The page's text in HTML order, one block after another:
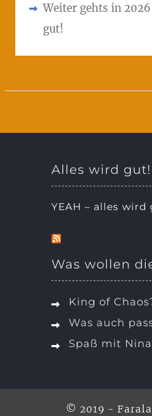
Weiter gehts in
gut!
Alles wird gut!
YEAH – alles
Was wollen
King of
Was auch
Spaß mit
© 2019 -